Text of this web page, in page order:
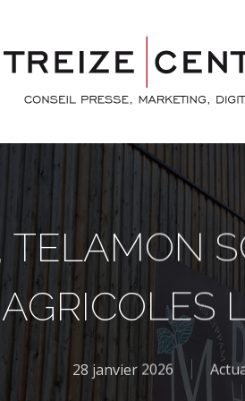
AGRICOLES
28 janvier 2026